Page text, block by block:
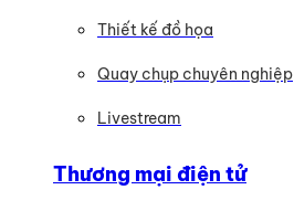
Thiết kế đồ họa
Quay chụp chuyên nghiệp
Livestream
Thương mại điện tử